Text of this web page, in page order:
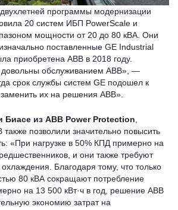
программы модернизации
20 систем ИБП PowerScale и
мощности от 20 до 80 кВА. Они
поставленные GE Industrial
приобретена ABB в 2018 году.
обслуживанием ABB», —
срок службы систем GE подошел к
их на решения ABB».
Биасе из ABB Power Protection
позволили значительно повысить
«При нагрузке в 50% КПД примерно на
и они также требуют
Благодаря тому, что только
80 кВА сокращают потребление
на 13 500 кВт·ч в год, решение ABB
экономию затрат на